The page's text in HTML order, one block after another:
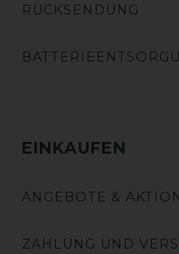
RÜCKSENDUNG
EINKAUFEN
ANGEBOTE &
ZAHLUNG UND